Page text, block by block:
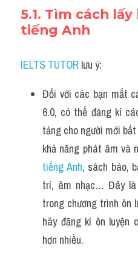
5.1. Tìm cách lấy
tiếng Anh
IELTS TUTOR lưu ý:
Đối với các bạn mất
6.0, có thể đăng kí
tảng cho người mới
tiếng Anh, sách báo,
trí, âm nhạc… Đây là
trong chương trình ôn
hãy đăng kí ôn luyện
hơn nhiều.